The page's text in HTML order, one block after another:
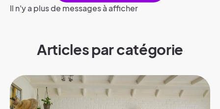
Il n'y a plus de messages à afficher
Articles par catégorie